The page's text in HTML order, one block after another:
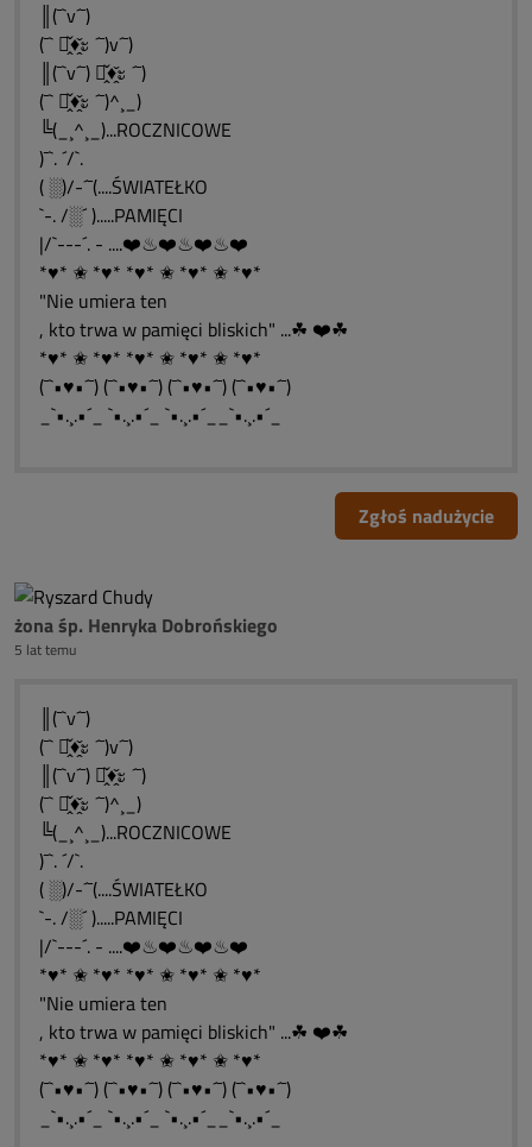
║(¯`v´¯)
(¯` ะ̭̌♦̭̌ะ ´¯)v´¯)
║(¯`v´¯) ะ̭̌♦̭̌ะ ´¯)
(¯` ะ̭̌♦̭̌ะ ´¯)^¸_)
╚(_¸^¸_)...ROCZNICOWE
)¯`. ´/`.
( ░)/-´¯(....ŚWIATEŁKO
`-. /░´ ).....PAMIĘCI
|/`---´. - ....❤️♨❤️♨❤️♨❤️
*♥* ✬ *♥* *♥* ✬ *♥* ✬ *♥*
"Nie umiera ten
, kto trwa w pamięci bliskich" ...☘ ❤️☘
*♥* ✬ *♥* *♥* ✬ *♥* ✬ *♥*
(¯`•♥•´¯) (¯`•♥•´¯) (¯`•♥•´¯) (¯`•♥•´¯)
_`•.¸.•´_ `•.¸.•´_ `•.¸.•´__`•.¸.•´_
Zgłoś nadużycie
żona śp. Henryka Dobrońskiego
5 lat temu
║(¯`v´¯)
(¯` ะ̭̌♦̭̌ะ ´¯)v´¯)
║(¯`v´¯) ะ̭̌♦̭̌ะ ´¯)
(¯` ะ̭̌♦̭̌ะ ´¯)^¸_)
╚(_¸^¸_)...ROCZNICOWE
)¯`. ´/`.
( ░)/-´¯(....ŚWIATEŁKO
`-. /░´ ).....PAMIĘCI
|/`---´. - ....❤️♨❤️♨❤️♨❤️
*♥* ✬ *♥* *♥* ✬ *♥* ✬ *♥*
"Nie umiera ten
, kto trwa w pamięci bliskich" ...☘ ❤️☘
*♥* ✬ *♥* *♥* ✬ *♥* ✬ *♥*
(¯`•♥•´¯) (¯`•♥•´¯) (¯`•♥•´¯) (¯`•♥•´¯)
_`•.¸.•´_ `•.¸.•´_ `•.¸.•´__`•.¸.•´_